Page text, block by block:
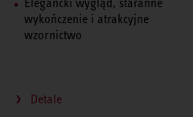
wykończenie i atrakcyjne
wzornictwo
Detale